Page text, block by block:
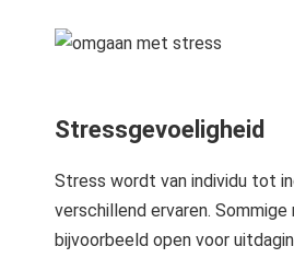
Stressgevoeligheid
Stress wordt van individu tot
verschillend ervaren. Sommige
bijvoorbeeld open voor